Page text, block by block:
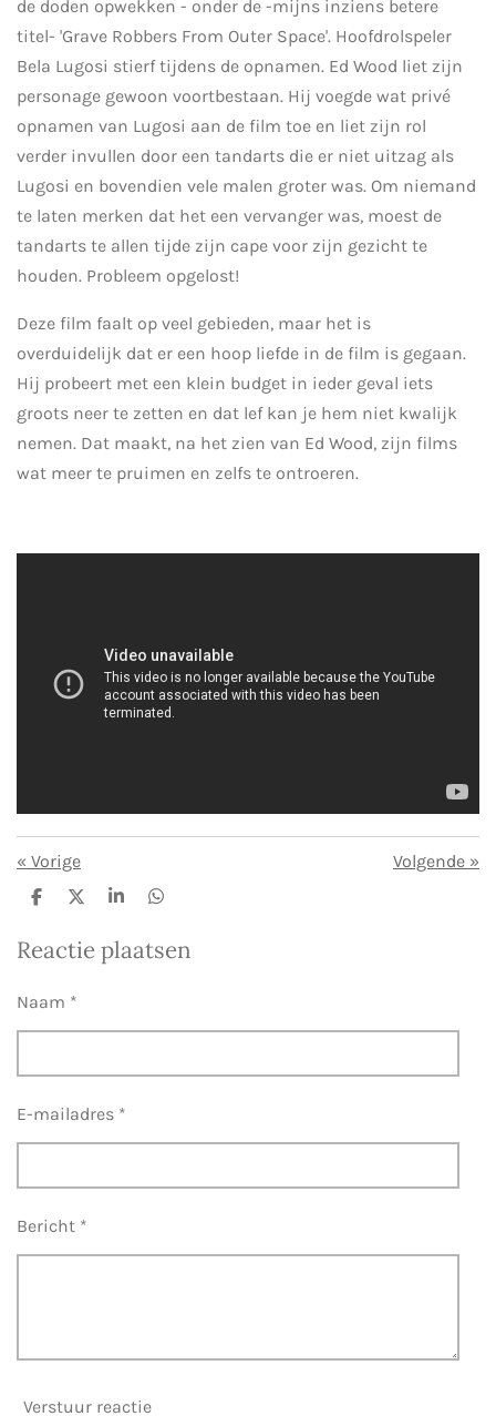
de doden opwekken - onder de -mijns inziens betere
titel- 'Grave Robbers From Outer Space'. Hoofdrolspeler
Bela Lugosi stierf tijdens de opnamen. Ed Wood liet zijn
personage gewoon voortbestaan. Hij voegde wat privé
opnamen van Lugosi aan de film toe en liet zijn rol
verder invullen door een tandarts die er niet uitzag als
Lugosi en bovendien vele malen groter was. Om niemand
te laten merken dat het een vervanger was, moest de
tandarts te allen tijde zijn cape voor zijn gezicht te
houden. Probleem opgelost!
Deze film faalt op veel gebieden, maar het is
overduidelijk dat er een hoop liefde in de film is gegaan.
Hij probeert met een klein budget in ieder geval iets
groots neer te zetten en dat lef kan je hem niet kwalijk
nemen. Dat maakt, na het zien van Ed Wood, zijn films
wat meer te pruimen en zelfs te ontroeren.
« Vorige Volgende »
D
e
D
e
l
S
a
r
D
e
Reactie plaatsen
Naam *
E-mailadres *
Bericht *
Verstuur reactie